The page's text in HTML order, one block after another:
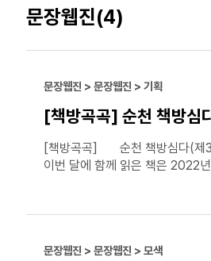
문장웹진(4)
문장웹진 > 문장웹진 > 기획
[책방곡곡] 순천 책방심
[책방곡곡] 순천 책방심다(제3
이번 달에 함께 읽은 책은 2022
진아에게 말을 걸기 시작하고, 진
문장웹진 > 문장웹진 > 모색